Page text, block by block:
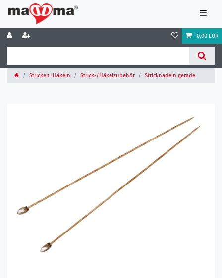
☰
0,00 EUR
Stricken+Häkeln Strick-/Häkelzubehör Stricknadeln gerade